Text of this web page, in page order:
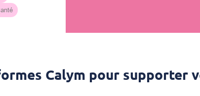
Calym pour supporter